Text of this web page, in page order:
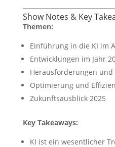
Show Notes & Key
Themen:
Einführung in die KI im
Entwicklungen im Jahr
Herausforderungen und
Optimierung und
Zukunftsausblick 2025
Key Takeaways:
KI ist ein wesentlicher